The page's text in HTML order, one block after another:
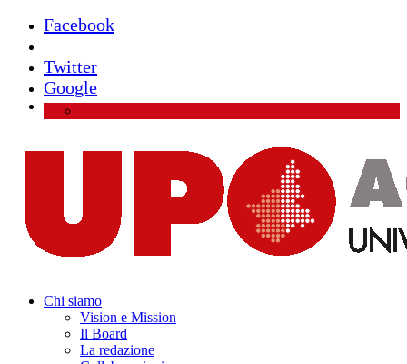
Facebook
Twitter
Google
Chi siamo
Vision e Mission
Il Board
La redazione